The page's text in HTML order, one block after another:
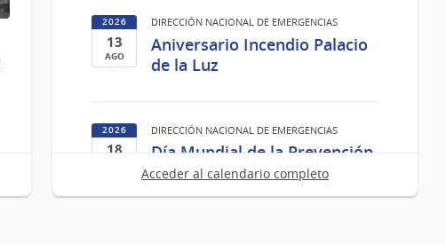
del
2026
2026
13
AGO
Ago
del
DIRECCIÓN NACIONAL DE EMERGENCIAS
Aniversario Incendio Palacio
de la Luz
2026
18
DIRECCIÓN NACIONAL DE EMERGENCIAS
Día Mundial de la Prevención
de Incendios Forestales
Acceder al calendario completo